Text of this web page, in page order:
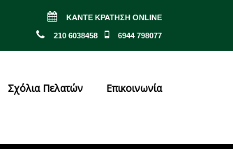
ΚΆΝΤΕ ΚΡΆΤΗΣΗ ONLINE
210 6038458 6944 798077
Σχόλια Πελατών Επικοινωνία